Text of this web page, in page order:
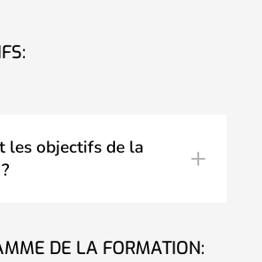
les objectifs de la
DE LA FORMATION: